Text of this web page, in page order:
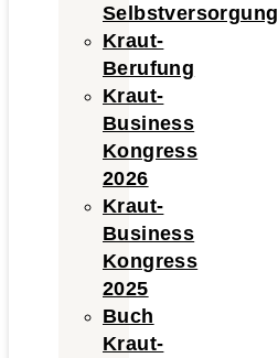
Selbstversorgung
Kraut-
Berufung
Kraut-
Business
Kongress
2026
Kraut-
Business
Kongress
2025
Buch
Kraut-